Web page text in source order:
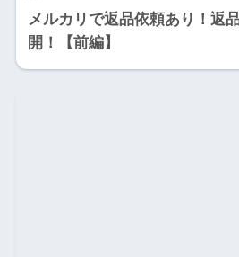
メルカリで返品依頼あり！返
開！【前編】